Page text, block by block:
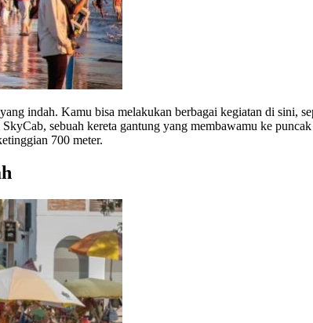
indah. Kamu bisa melakukan berbagai kegiatan di sini,
sebuah kereta gantung yang membawamu ke
700 meter.